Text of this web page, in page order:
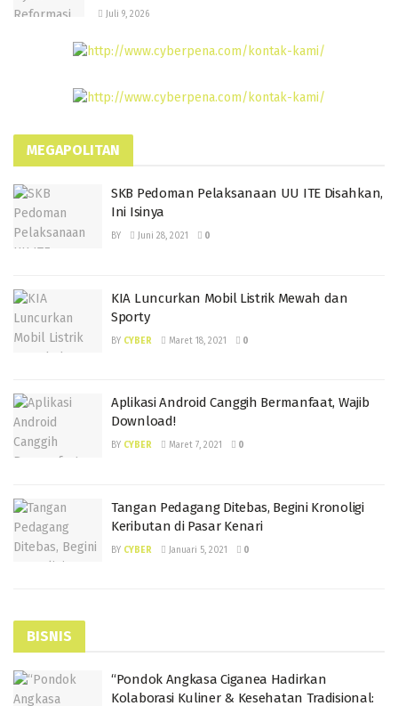
Juli 9, 2026
MEGAPOLITAN
SKB Pedoman Pelaksanaan UU ITE Disahkan,
Ini Isinya
BY Juni 28, 2021 0
KIA Luncurkan Mobil Listrik Mewah dan
Sporty
BY CYBER Maret 18, 2021 0
Aplikasi Android Canggih Bermanfaat, Wajib
Download!
BY CYBER Maret 7, 2021 0
Tangan Pedagang Ditebas, Begini Kronoligi
Keributan di Pasar Kenari
BY CYBER Januari 5, 2021 0
BISNIS
“Pondok Angkasa Ciganea Hadirkan
Kolaborasi Kuliner & Kesehatan Tradisional: